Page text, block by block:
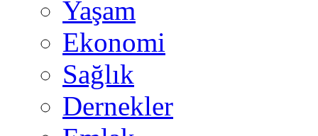
Yaşam
Ekonomi
Sağlık
Dernekler